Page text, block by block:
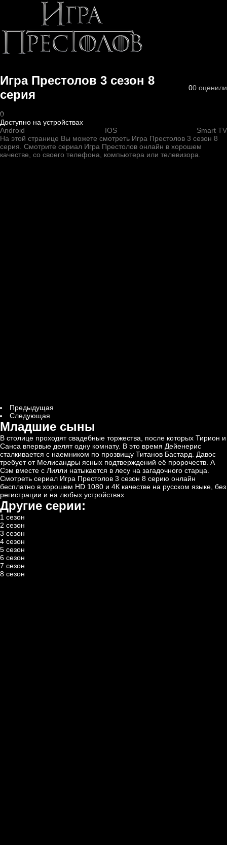
Игра Престолов 3 cезон 8
cерия
00 оценили
0
Доступно на устройствах
Android
IOS
Smart TV
На этой странице Вы можете смотреть Игра Престолов 3 cезон 8
cерия . Смотрите сериал Игра Престолов онлайн в хорошем
качестве, со своего телефона, компьютера или телевизора.
Предыдущая
Следующая
Младшие сыны
В столице проходят свадебные торжества, после которых Тирион и
Санса впервые делят одну комнату. В это время Дейенерис
сталкивается с наемником по прозвищу Титанов Бастард. Давос
требует от Мелисандры ясных подтверждений её пророчеств. А
Сэм вместе с Лилли натыкается в лесу на загадочного старца.
Смотреть сериал Игра Престолов 3 сезон 8 серию онлайн
бесплатно в хорошем HD 1080 и 4К качестве на русском языке, без
регистрации и на любых устройствах
Другие серии:
1 сезон
2 сезон
3 сезон
4 сезон
5 сезон
6 сезон
7 сезон
8 сезон